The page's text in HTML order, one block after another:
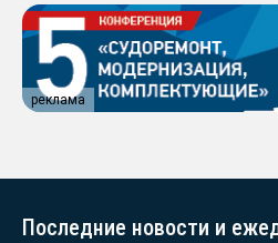
реклама
Последние новости и